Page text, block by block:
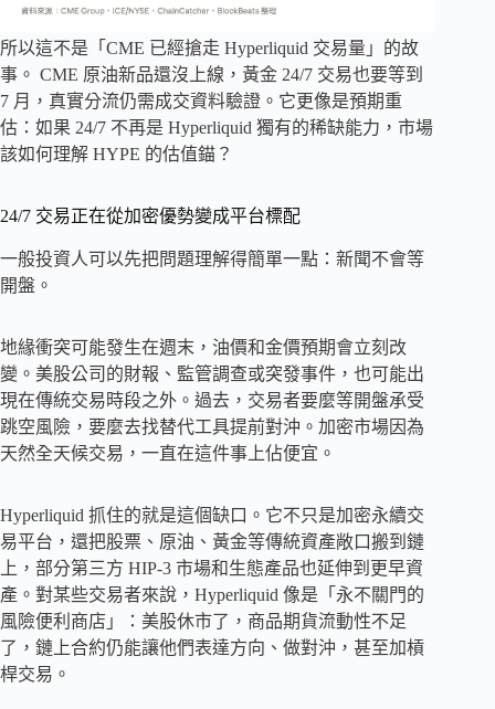
所以這不是「CME 已經搶走 Hyperliquid 交易量」的故
事。 CME 原油新品還沒上線，黃金 24/7 交易也要等到
7 月，真實分流仍需成交資料驗證。它更像是預期重
估：如果 24/7 不再是 Hyperliquid 獨有的稀缺能力，市場
該如何理解 HYPE 的估值錨？
24/7 交易正在從加密優勢變成平台標配
一般投資人可以先把問題理解得簡單一點：新聞不會等
開盤。
地緣衝突可能發生在週末，油價和金價預期會立刻改
變。美股公司的財報、監管調查或突發事件，也可能出
現在傳統交易時段之外。過去，交易者要麼等開盤承受
跳空風險，要麼去找替代工具提前對沖。加密市場因為
天然全天候交易，一直在這件事上佔便宜。
Hyperliquid 抓住的就是這個缺口。它不只是加密永續交
易平台，還把股票、原油、黃金等傳統資產敞口搬到鏈
上，部分第三方 HIP-3 市場和生態產品也延伸到更早資
產。對某些交易者來說，Hyperliquid 像是「永不關門的
風險便利商店」：美股休市了，商品期貨流動性不足
了，鏈上合約仍能讓他們表達方向、做對沖，甚至加槓
桿交易。